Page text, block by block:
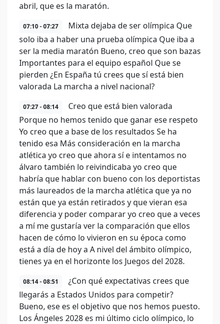
abril, que es la maratón.
07:10 - 07:27
Mixta dejaba de ser olímpica Que
solo iba a haber una prueba olímpica Que iba a
ser la media maratón Bueno, creo que son bazas
Importantes para el equipo español Que se
pierden ¿En España tú crees que sí está bien
valorada La marcha a nivel nacional?
07:27 - 08:14
Creo que está bien valorada
Porque no hemos tenido que ganar ese respeto
Yo creo que a base de los resultados Se ha
tenido esa Más consideración en la marcha
atlética yo creo que ahora sí e intentamos no
álvaro también lo reivindicaba yo creo que
habría que hablar con bueno con los deportistas
más laureados de la marcha atlética que ya no
están que ya están retirados y que vieran esa
diferencia y poder comparar yo creo que a veces
a mí me gustaría ver la comparación que ellos
hacen de cómo lo vivieron en su época como
está a día de hoy a A nivel del ámbito olímpico,
tienes ya en el horizonte los Juegos del 2028.
08:14 - 08:51
¿Con qué expectativas crees que
llegarás a Estados Unidos para competir?
Bueno, ese es el objetivo que nos hemos puesto.
Los Ángeles 2028 es mi último ciclo olímpico, lo